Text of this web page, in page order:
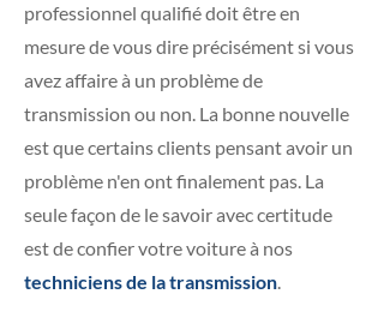
professionnel qualifié doit être en
mesure de vous dire précisément si vous
avez affaire à un problème de
transmission ou non. La bonne nouvelle
est que certains clients pensant avoir un
problème n'en ont finalement pas. La
seule façon de le savoir avec certitude
est de confier votre voiture à nos
techniciens de la transmission.